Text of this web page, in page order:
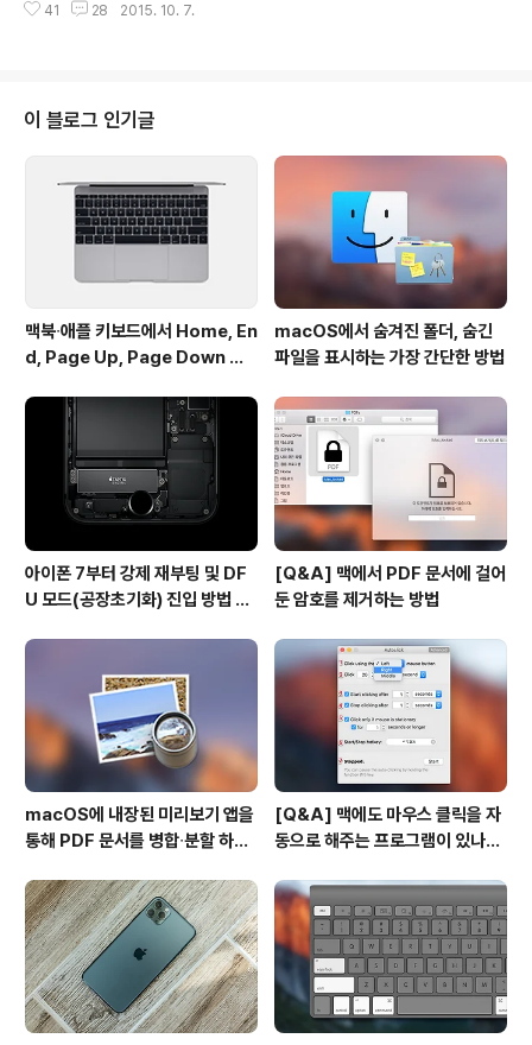
두 소프트웨어 모두 OS X 엘 캐피탄 출시 직후에 다양..
이 4K 디스플레이를 탑재한 21.5인치 아이맥을 다음주 출
인다고 예상했습니다. 즉, 생산 차질로 인한 공급 지연으로
인해 출시 직후 바로 제품을 구매하기가 어려울 것이라는
겁니다. 매체의 보도에 따르면, 새로 나올 4K 아이맥의 해
상도는 현재 아이맥의 해상도인 '1920x1080' 보다 4배
가량 증가한 '4096 x 2304'입니다. 또한 'KSF'라고 불리
는 새로운..
41 28 2015. 10. 7.
이 블로그 인기글
맥북∙애플 키보드에서 Home, En
d, Page Up, Page Down 키
macOS에서 숨겨진 폴더, 숨긴
파일을 표시하는 가장 간단한 방법
아이폰 7부터 강제 재부팅 및 DF
U 모드(공장초기화) 진입 방법 변
[Q&A] 맥에서 PDF 문서에 걸어
둔 암호를 제거하는 방법
macOS에 내장된 미리보기 앱을
통해 PDF 문서를 병합∙분할 하는
[Q&A] 맥에도 마우스 클릭을 자
동으로 해주는 프로그램이 있나